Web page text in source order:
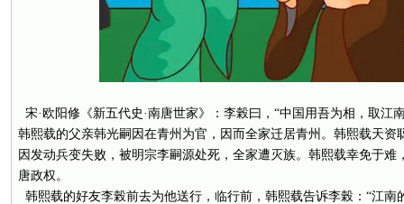
宋·欧阳修《新五代史·南唐世家》：李榖曰，“中国用吾为相，取江
韩熙载的父亲韩光嗣因在青州为官，因而全家迁居青州。韩熙载天资
因发动兵变失败，被明宗李嗣源处死，全家遭灭族。韩熙载幸免于难
唐政权。
韩熙载的好友李榖前去为他送行，临行前，韩熙载告诉李榖：“江南